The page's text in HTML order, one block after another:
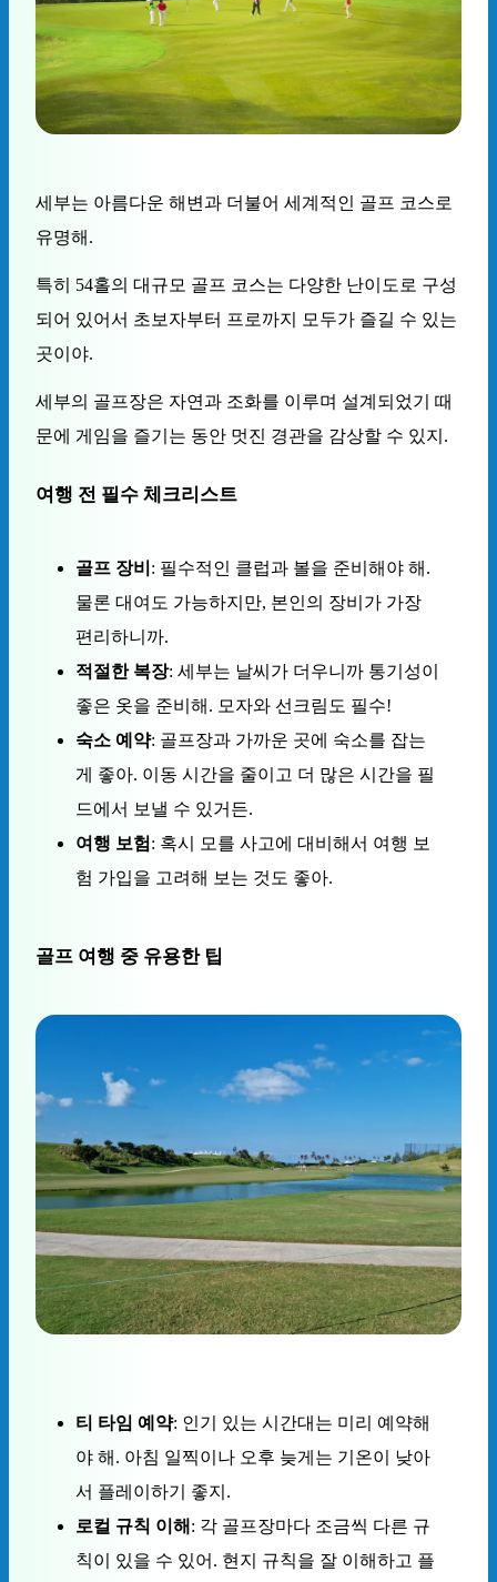
세부는 아름다운 해변과 더불어 세계적인 골프 코스로
유명해.
특히 54홀의 대규모 골프 코스는 다양한 난이도로 구성
되어 있어서 초보자부터 프로까지 모두가 즐길 수 있는
곳이야.
세부의 골프장은 자연과 조화를 이루며 설계되었기 때
문에 게임을 즐기는 동안 멋진 경관을 감상할 수 있지.
여행 전 필수 체크리스트
골프 장비 : 필수적인 클럽과 볼을 준비해야 해.
물론 대여도 가능하지만, 본인의 장비가 가장
편리하니까.
적절한 복장: 세부는 날씨가 더우니까 통기성이
좋은 옷을 준비해. 모자와 선크림도 필수!
숙소 예약: 골프장과 가까운 곳에 숙소를 잡는
게 좋아. 이동 시간을 줄이고 더 많은 시간을 필
드에서 보낼 수 있거든.
여행 보험 : 혹시 모를 사고에 대비해서 여행 보
험 가입을 고려해 보는 것도 좋아.
골프 여행 중 유용한 팁
티 타임 예약: 인기 있는 시간대는 미리 예약해
야 해. 아침 일찍이나 오후 늦게는 기온이 낮아
서 플레이하기 좋지.
로컬 규칙 이해 : 각 골프장마다 조금씩 다른 규
칙이 있을 수 있어. 현지 규칙을 잘 이해하고 플